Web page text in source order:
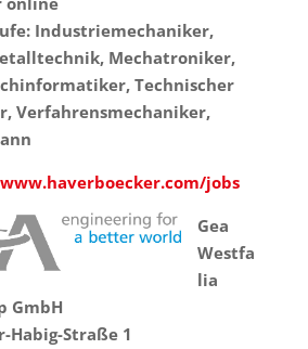
Industriemechaniker,
Mechatroniker,
Technischer
Verfahrensmechaniker,
www.haverboecker.com/jobs
Gea
Westfa
lia
GmbH
Habig-Straße 1